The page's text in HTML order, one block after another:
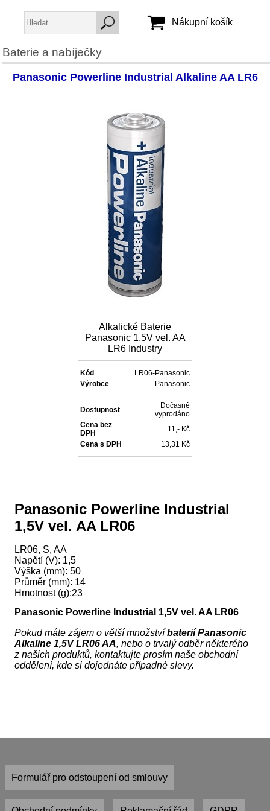
Jméno:
Heslo:
Vytvořit účet
Zapomenuté heslo
Nákupní košík
Baterie a nabíječky
Panasonic Powerline Industrial Alkaline AA LR6
Alkalické Baterie
Panasonic 1,5V vel. AA
LR6 Industry
Kód
LR06-Panasonic
Výrobce
Panasonic
Dostupnost
Dočasně
vyprodáno
Cena bez
DPH
11,- Kč
Cena s DPH
13,31 Kč
Panasonic Powerline Industrial
1,5V vel. AA LR06
LR06, S, AA
Napětí (V): 1,5
Výška (mm): 50
Průměr (mm): 14
Hmotnost (g):23
Panasonic Powerline Industrial 1,5V vel. AA LR06
Pokud máte zájem o větší množstvíbateriíPanasonic
Alkaline 1,5V LR06 AA, nebo o trvalý odběr některého
z našich produktů, kontaktujte prosím naše obchodní
oddělení, kde si dojednáte případné slevy.
Formulář pro odstoupení od smlouvy